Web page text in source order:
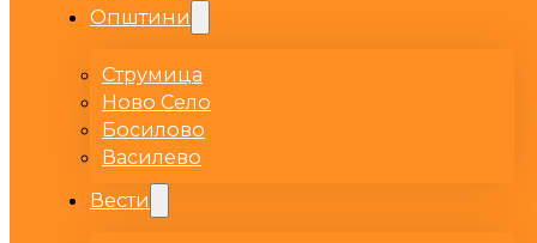
Општини
Струмица
Ново Село
Босилово
Василево
Вести